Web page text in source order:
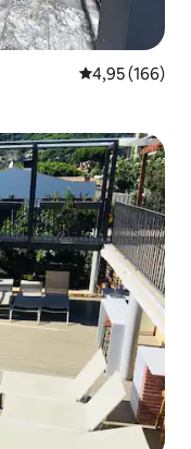
Середня
4,95 (166)